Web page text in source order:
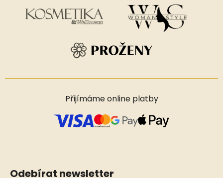
Přijímáme online platby
Odebírat newsletter